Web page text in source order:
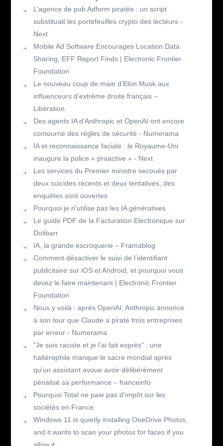
L’agence de pub Adform piratée : un script
substituait les portefeuilles crypto des lecteurs -
Next
Mobile Ad Software Encourages Location Data
Sharing, EFF Report Finds | Electronic Frontier
Foundation
Le nouveau coup de main d’Elon Musk aux
influenceurs d’extrême droite français –
Libération
Des agents IA d'Anthropic et OpenAI ont encore
contourné des règles de sécurité - Numerama
IA et reconnaissance faciale : le Royaume-Uni
inaugure la police « proactive » - Next
Les services du Premier ministre secoués par
deux suicides récents et deux tentatives, des
enquêtes sont ouvertes
Pourquoi je n'utilise pas les IA génératives
Le guide PDF de la Facturation Electronique sur
Dolibarr
IA, la grande escroquerie – Framablog
Comment désactiver le suivi de l’identifiant
publicitaire sur iOS et Android, et pourquoi vous
devez le faire maintenant | Electronic Frontier
Foundation
Nous y voilà : après OpenAI, Anthropic annonce
à son tour que Claude a piraté trois entreprises
par erreur - Numerama
"Je suis raciste et je l’ai fait exprès" : une
haltérophile manque le sacre mondial après
qu'un assistant avoue avoir délibérément
pénalisé sa performance – franceinfo
Pourquoi Total ne paie pas d’impôt sur les
sociétés en France
Windows 11 is quietly installing OneDrive Photos,
and it wants to scan your photos for faces if you
allow it